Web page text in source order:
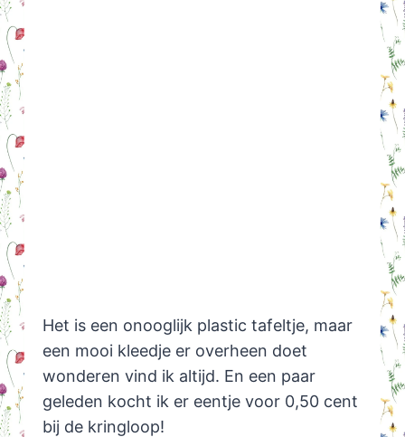
Het is een onooglijk plastic tafeltje, maar
een mooi kleedje er overheen doet
wonderen vind ik altijd. En een paar
geleden kocht ik er eentje voor 0,50 cent
bij de kringloop!